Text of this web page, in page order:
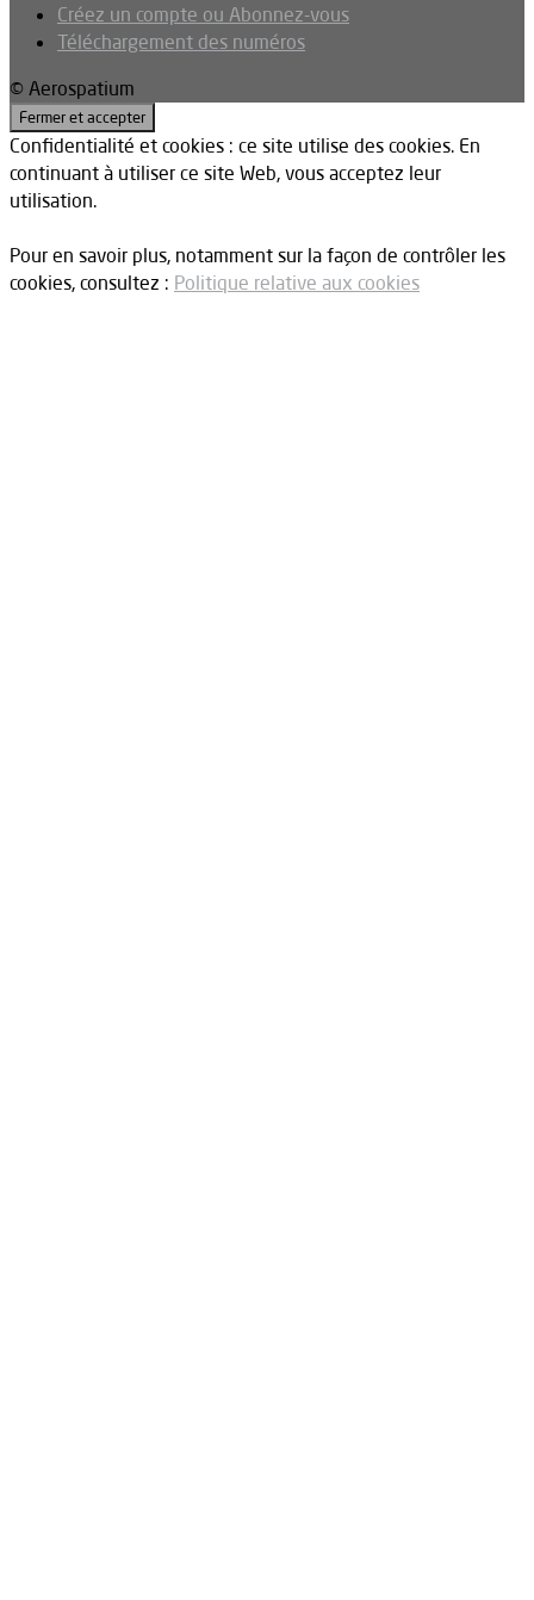
Créez un compte ou Abonnez-vous
Téléchargement des numéros
© Aerospatium
Confidentialité et cookies : ce site utilise des cookies. En
continuant à utiliser ce site Web, vous acceptez leur
utilisation.
Pour en savoir plus, notamment sur la façon de contrôler les
cookies, consultez : Politique relative aux cookies